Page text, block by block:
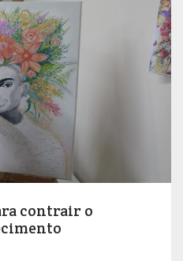
contrair o